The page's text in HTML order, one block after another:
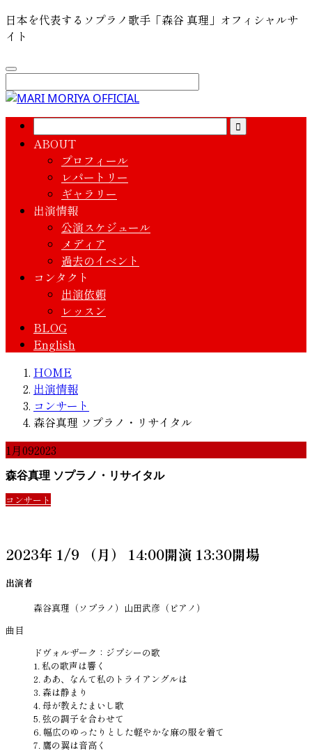
日本を代表するソプラノ歌手「森谷 真理」オフィシャルサ
イト
ABOUT
プロフィール
レパートリー
ギャラリー
出演情報
公演スケジュール
メディア
過去のイベント
コンタクト
出演依頼
レッスン
BLOG
English
HOME
出演情報
コンサート
森谷真理 ソプラノ・リサイタル
1月092023
森谷真理 ソプラノ・リサイタル
コンサート
2023年 1/9 （月） 14:00開演 13:30開場
出演者
森谷真理（ソプラノ）山田武彦（ピアノ）
曲目
ドヴォルザーク：ジプシーの歌
1. 私の歌声は響く
2. ああ、なんて私のトライアングルは
3. 森は静まり
4. 母が教えたまいし歌
5. 弦の調子を合わせて
6. 幅広のゆったりとした軽やかな麻の服を着て
7. 鷹の翼は音高く